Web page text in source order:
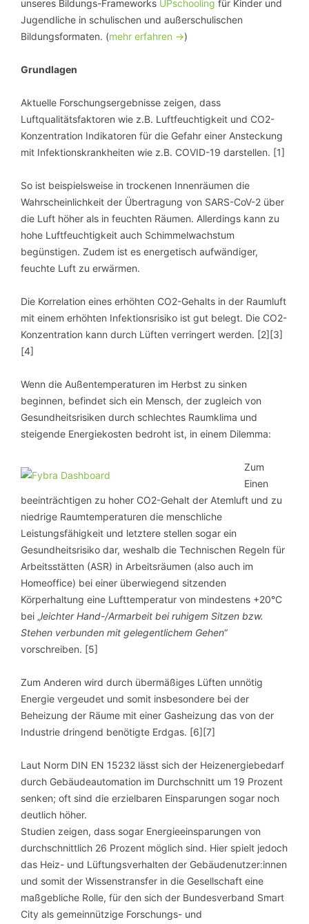
unseres Bildungs-Frameworks UPschooling für Kinder und
Jugendliche in schulischen und außerschulischen
Bildungsformaten. (mehr erfahren ->)
Grundlagen
Aktuelle Forschungsergebnisse zeigen, dass
Luftqualitätsfaktoren wie z.B. Luftfeuchtigkeit und CO2-
Konzentration Indikatoren für die Gefahr einer Ansteckung
mit Infektionskrankheiten wie z.B. COVID-19 darstellen. [1]
So ist beispielsweise in trockenen Innenräumen die
Wahrscheinlichkeit der Übertragung von SARS-CoV-2 über
die Luft höher als in feuchten Räumen. Allerdings kann zu
hohe Luftfeuchtigkeit auch Schimmelwachstum
begünstigen. Zudem ist es energetisch aufwändiger,
feuchte Luft zu erwärmen.
Die Korrelation eines erhöhten CO2-Gehalts in der Raumluft
mit einem erhöhten Infektionsrisiko ist gut belegt. Die CO2-
Konzentration kann durch Lüften verringert werden. [2][3]
[4]
Wenn die Außentemperaturen im Herbst zu sinken
beginnen, befindet sich ein Mensch, der zugleich von
Gesundheitsrisiken durch schlechtes Raumklima und
steigende Energiekosten bedroht ist, in einem Dilemma:
Zum
Einen
beeinträchtigen zu hoher CO2-Gehalt der Atemluft und zu
niedrige Raumtemperaturen die menschliche
Leistungsfähigkeit und letztere stellen sogar ein
Gesundheitsrisiko dar, weshalb die Technischen Regeln für
Arbeitsstätten (ASR) in Arbeitsräumen (also auch im
Homeoffice) bei einer überwiegend sitzenden
Körperhaltung eine Lufttemperatur von mindestens +20°C
bei „leichter Hand-/Armarbeit bei ruhigem Sitzen bzw.
Stehen verbunden mit gelegentlichem Gehen“
vorschreiben. [5]
Zum Anderen wird durch übermäßiges Lüften unnötig
Energie vergeudet und somit insbesondere bei der
Beheizung der Räume mit einer Gasheizung das von der
Industrie dringend benötigte Erdgas. [6][7]
Laut Norm DIN EN 15232 lässt sich der Heizenergiebedarf
durch Gebäudeautomation im Durchschnitt um 19 Prozent
senken; oft sind die erzielbaren Einsparungen sogar noch
deutlich höher.
Studien zeigen, dass sogar Energieeinsparungen von
durchschnittlich 26 Prozent möglich sind. Hier spielt jedoch
das Heiz- und Lüftungsverhalten der Gebäudenutzer:innen
und somit der Wissenstransfer in die Gesellschaft eine
maßgebliche Rolle, für den sich der Bundesverband Smart
City als gemeinnützige Forschungs- und